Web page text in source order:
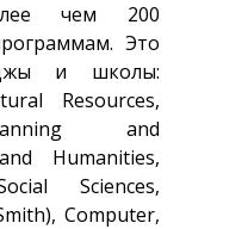
чем 200
Это
и школы:
Resources,
and
Humanities,
Sciences,
Computer,